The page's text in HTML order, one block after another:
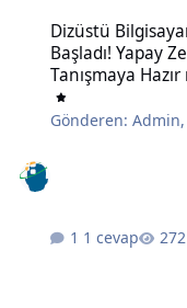
Dizüstü
Başladı! Yapay
Tanışmaya Hazır
Gönderen:Admin
1 cevap